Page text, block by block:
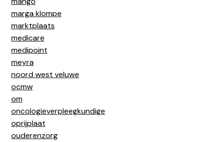
marga klompe
marktplaats
medicare
medipoint
meyra
noord west veluwe
ocmw
om
oncologieverpleegkundige
oprijplaat
ouderenzorg